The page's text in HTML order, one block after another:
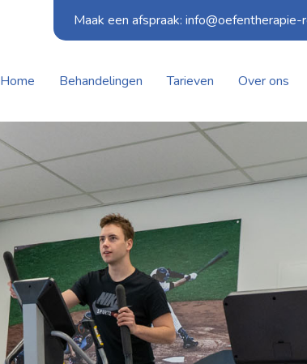
Maak een afspraak:
Home Behandelingen Tarieven Over ons